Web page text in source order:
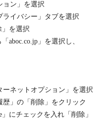
ョン」を選択
ライバシー」タブを選択
」を選択
aboc.co.jp」を選択し、
ネットオプション」を選択
歴」の「削除」をクリック
にチェックを入れ「削除」